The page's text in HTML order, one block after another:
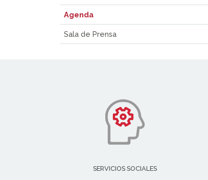
Agenda
Sala de Prensa
SERVICIOS SOCIALES